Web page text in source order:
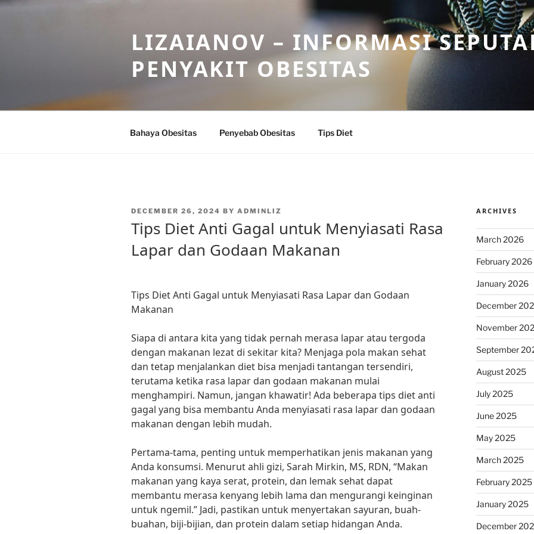
Skip
LIZAIANOV – INFORMASI
PENYAKIT OBESITAS
Bahaya Obesitas Penyebab Obesitas Tips Diet
POSTED
DECEMBER 26, 2024 BY ADMINLIZ
Tips Diet Anti Gagal untuk Menyiasati Rasa
Lapar dan Godaan Makanan
Tips Diet Anti Gagal untuk Menyiasati Rasa Lapar dan Godaan
Makanan
Siapa di antara kita yang tidak pernah merasa lapar atau tergoda
dengan makanan lezat di sekitar kita? Menjaga pola makan sehat
dan tetap menjalankan diet bisa menjadi tantangan tersendiri,
terutama ketika rasa lapar dan godaan makanan mulai
menghampiri. Namun, jangan khawatir! Ada beberapa tips diet anti
gagal yang bisa membantu Anda menyiasati rasa lapar dan godaan
makanan dengan lebih mudah.
Pertama-tama, penting untuk memperhatikan jenis makanan yang
Anda konsumsi. Menurut ahli gizi, Sarah Mirkin, MS, RDN, “Makan
makanan yang kaya serat, protein, dan lemak sehat dapat
membantu merasa kenyang lebih lama dan mengurangi keinginan
untuk ngemil.” Jadi, pastikan untuk menyertakan sayuran, buah-
buahan, biji-bijian, dan protein dalam setiap hidangan Anda.
ARCHIVES
March 2026
February 2026
January 2026
December
November
September
August 2025
July 2025
June 2025
May 2025
March 2025
February 2025
January 2025
December